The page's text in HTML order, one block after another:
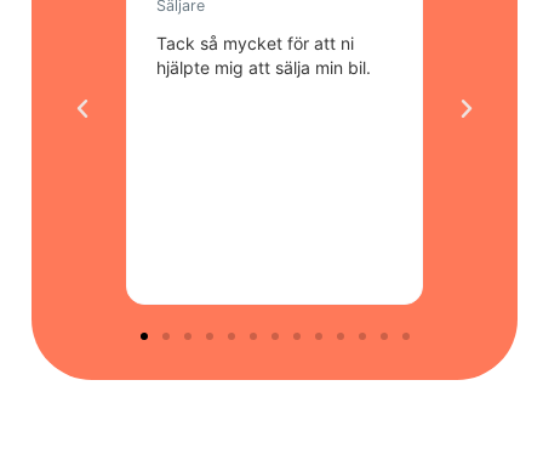
Säljare
Tack så mycket för att ni
hjälpte mig att sälja min bil.
skulle